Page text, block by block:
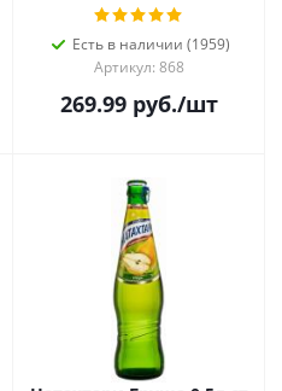
Есть в наличии (1959)
Артикул: 868
269.99руб./шт